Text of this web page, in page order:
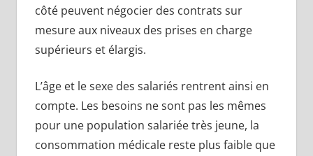
côté peuvent négocier des contrats sur
mesure aux niveaux des prises en charge
supérieurs et élargis.
L’âge et le sexe des salariés rentrent ainsi en
compte. Les besoins ne sont pas les mêmes
pour une population salariée très jeune, la
consommation médicale reste plus faible que